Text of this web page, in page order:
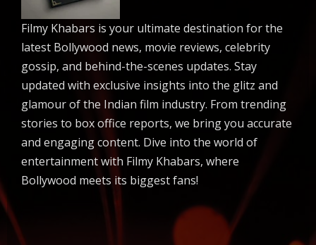
Filmy Khabars is your ultimate destination for the
latest Bollywood news, movie reviews, celebrity
gossip, and behind-the-scenes updates. Stay
updated with exclusive insights into the glitz and
glamour of the Indian film industry. From trending
stories to box office reports, we bring you accurate
and engaging content. Dive into the world of
entertainment with Filmy Khabars, where
Bollywood meets its biggest fans!